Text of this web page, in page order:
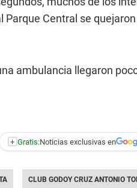
Central se
ambulancia llegaron
+ Gratis:Noticias exclusivas en
CLUB GODOY CRUZ ANTONIO